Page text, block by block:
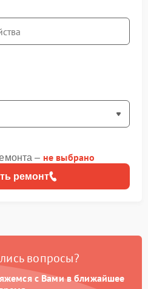
ремонт
– не выбрано
вопросы?
с Вами в ближайшее